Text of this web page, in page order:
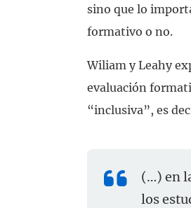
sino que lo
formativo o no.
Wiliam y Leahy
evaluación
“inclusiva”, es
(…) en
los